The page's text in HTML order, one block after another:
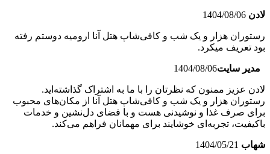
لادن 1404/08/06
رستوران هزار و یک شب و کافی‌شاپ هتل آنا ارومیه دوستم رفته
بود تعریف میکرد.
مدیر سایت1404/08/06
لادن عزیز ممنون که نظرتان را با ما به اشتراک گذاشته‌اید.
رستوران هزار و یک شب و کافی‌شاپ هتل آنا از مکان‌های محبوب
برای صرف غذا و نوشیدنی هست و با فضای دل‌نشین و خدمات
باکیفیت، تجربه‌ای خوشایند برای مهمانان فراهم می‌کند.
شهاب 1404/05/21